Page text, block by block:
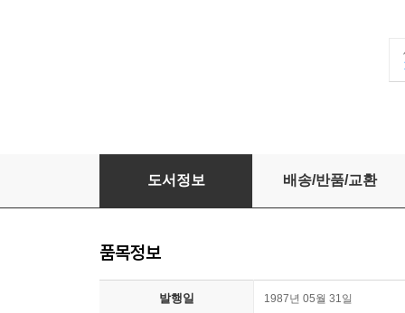
성경해석 방법론
도서정보 배송/반품/교환
품목정보
발행일 1987년 05월 31일